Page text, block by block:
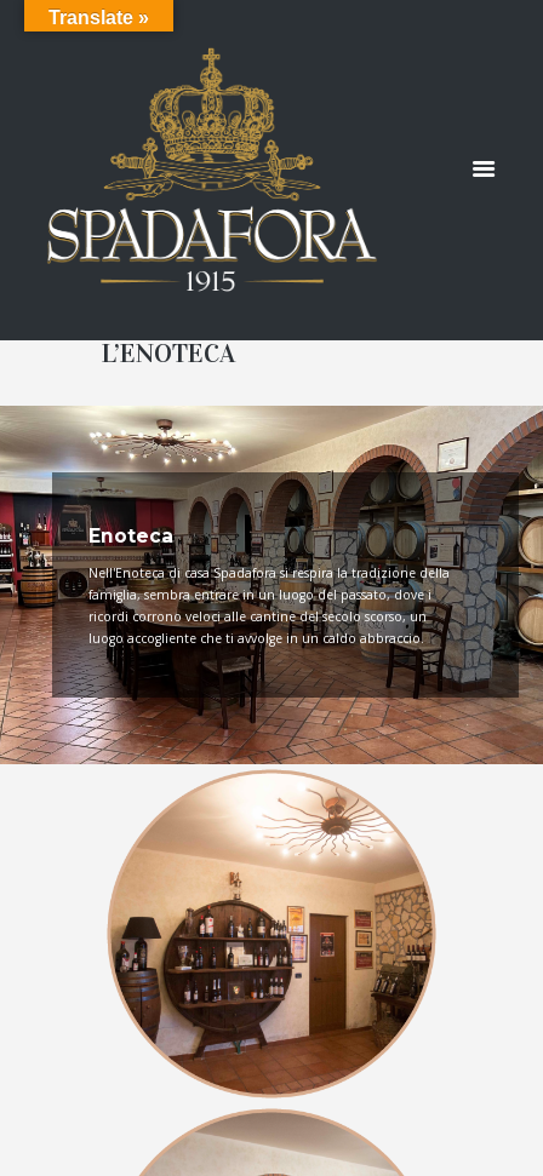
L’ENOTECA
Enoteca
Nell'Enoteca di casa Spadafora si respira la tradizione della
famiglia, sembra entrare in un luogo del passato, dove i
ricordi corrono veloci alle cantine del secolo scorso, un
luogo accogliente che ti avvolge in un caldo abbraccio.
Translate »